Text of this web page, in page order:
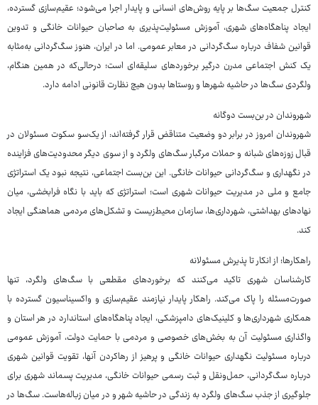
کنترل جمعیت سگ‌ها بر پایه روش‌های انسانی و پایدار اجرا می‌شود؛ عقیم‌سازی گسترده،
ایجاد پناهگاه‌های شهری، آموزش مسئولیت‌پذیری به صاحبان حیوانات خانگی و تدوین
قوانین شفاف درباره سگ‌گردانی در معابر عمومی. اما در ایران، هنوز سگ‌گردانی به‌مثابه
یک کنش اجتماعی مدرن درگیر برخوردهای سلیقه‌ای است؛ درحالی‌که در همین هنگام،
ولگردی سگ‌ها در حاشیه شهرها و روستاها بدون هیچ نظارت قانونی ادامه دارد.
شهروندان در بن‌بست دوگانه
شهروندان امروز در برابر دو وضعیت متناقض قرار گرفته‌اند: از یک‌سو سکوت مسئولان در
قبال زوزه‌های شبانه و حملات مرگبار سگ‌های ولگرد و از سوی دیگر محدودیت‌های فزاینده
در نگهداری و سگ‌گردانی حیوانات خانگی. این بن‌بست اجتماعی، نتیجه نبود یک استراتژی
جامع و ملی در مدیریت حیوانات شهری است؛ استراتژی که باید با نگاه فرابخشی، میان
نهادهای بهداشتی، شهرداری‌ها، سازمان محیط‌زیست و تشکل‌های مردمی هماهنگی ایجاد
کند.
راهکارها؛ از انکار تا پذیرش مسئولانه
کارشناسان شهری تاکید می‌کنند که برخوردهای مقطعی با سگ‌های ولگرد، تنها
صورت‌مسئله را پاک می‌کند. راهکار پایدار نیازمند عقیم‌سازی و واکسیناسیون گسترده با
همکاری شهرداری‌ها و کلینیک‌های دامپزشکی، ایجاد پناهگاه‌های استاندارد در هر استان و
واگذاری مسئولیت آن به بخش‌های خصوصی و مردمی با حمایت دولت، آموزش عمومی
درباره مسئولیت نگهداری حیوانات خانگی و پرهیز از رهاکردن آنها، تقویت قوانین شهری
درباره سگ‌گردانی، حمل‌ونقل و ثبت رسمی حیوانات خانگی، مدیریت پسماند شهری برای
جلوگیری از جذب سگ‌های ولگرد به زندگی در حاشیه شهر و در میان زباله‌هاست. سگ‌ها در